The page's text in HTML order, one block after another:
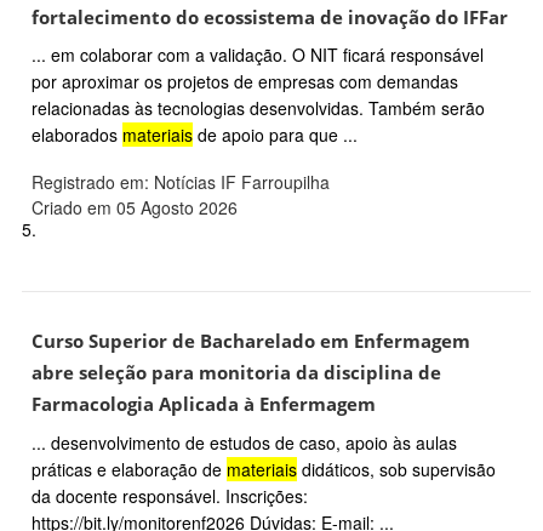
fortalecimento do ecossistema de inovação do IFFar
... em colaborar com a validação. O NIT ficará responsável
por aproximar os projetos de empresas com demandas
relacionadas às tecnologias desenvolvidas. Também serão
elaborados materiais de apoio para que ...
Registrado em: Notícias IF Farroupilha
Criado em 05 Agosto 2026
5.
Curso Superior de Bacharelado em Enfermagem
abre seleção para monitoria da disciplina de
Farmacologia Aplicada à Enfermagem
... desenvolvimento de estudos de caso, apoio às aulas
práticas e elaboração de materiais didáticos, sob supervisão
da docente responsável. Inscrições:
https://bit.ly/monitorenf2026 Dúvidas: E-mail: ...